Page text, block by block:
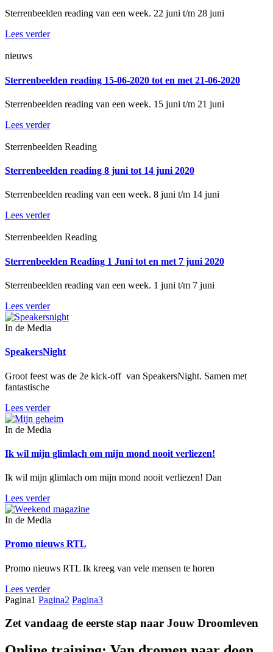
Sterrenbeelden reading van een week. 22 juni t/m 28 juni
Lees verder
nieuws
Sterrenbeelden reading 15-06-2020 tot en met 21-06-2020
Sterrenbeelden reading van een week. 15 juni t/m 21 juni
Lees verder
Sterrenbeelden Reading
Sterrenbeelden reading 8 juni tot 14 juni 2020
Sterrenbeelden reading van een week. 8 juni t/m 14 juni
Lees verder
Sterrenbeelden Reading
Sterrenbeelden Reading 1 Juni tot en met 7 juni 2020
Sterrenbeelden reading van een week. 1 juni t/m 7 juni
Lees verder
In de Media
SpeakersNight
Groot feest was de 2e kick-off van SpeakersNight. Samen met
fantastische
Lees verder
In de Media
Ik wil mijn glimlach om mijn mond nooit verliezen!
Ik wil mijn glimlach om mijn mond nooit verliezen! Dan
Lees verder
In de Media
Promo nieuws RTL
Promo nieuws RTL Ik kreeg van vele mensen te horen
Lees verder
Pagina1 Pagina2 Pagina3
Zet vandaag de eerste stap naar Jouw Droomleven